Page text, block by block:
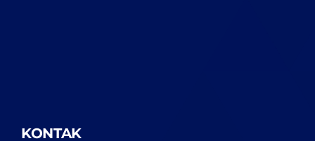
KONTAK